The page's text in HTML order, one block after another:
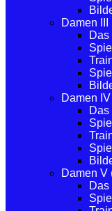
Damen III
Das
Damen
Das
Damen V
Das